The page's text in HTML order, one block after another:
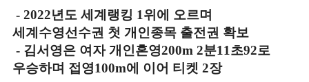
- 2022년도 세계랭킹 1위에 오르며
세계수영선수권 첫 개인종목 출전권 확보
- 김서영은 여자 개인혼영200m 2분11초92로
우승하며 접영100m에 이어 티켓 2장